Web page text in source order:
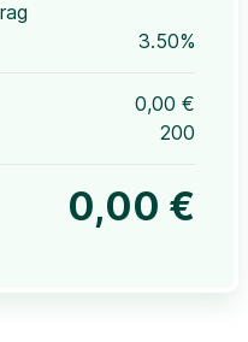
3.50%
0,00 €
200
0,00 €